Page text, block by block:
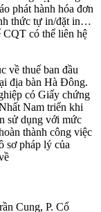
phát hành hóa đơn
thức tự in/đặt in…
CQT có thể liên hệ
về thuế ban đầu
địa bàn Hà Đông.
có Giấy chứng
Nam triển khi
sử dụng với mức
thành công việc
sơ pháp lý của
Cung, P. Cổ